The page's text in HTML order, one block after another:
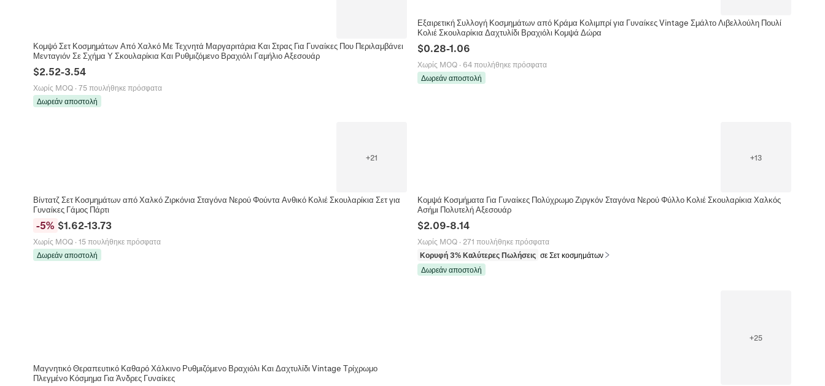
Κομψό Σετ Κοσμημάτων Από Χαλκό Με Τεχνητά Μαργαριτάρια Και Στρας Για Γυναίκες Που Περιλαμβάνει
Μενταγιόν Σε Σχήμα Υ Σκουλαρίκια Και Ρυθμιζόμενο Βραχιόλι Γαμήλιο Αξεσουάρ
$2.52-3.54
Χωρίς MOQ· 75 πουλήθηκε πρόσφατα
Δωρεάν αποστολή
Εξαιρετική Συλλογή Κοσμημάτων από Κράμα Κολιμπρί για Γυναίκες Vintage Σμάλτο Λιβελλούλη Πουλί
Κολιέ Σκουλαρίκια Δαχτυλίδι Βραχιόλι Κομψά Δώρα
$0.28-1.06
Χωρίς MOQ · 64 πουλήθηκε πρόσφατα
Δωρεάν αποστολή
+21
Βίντατζ Σετ Κοσμημάτων από Χαλκό Ζιρκόνια Σταγόνα Νερού Φούντα Ανθικό Κολιέ Σκουλαρίκια Σετ για
Γυναίκες Γάμος Πάρτι
-5% $1.62-13.73
Χωρίς MOQ· 15 πουλήθηκε πρόσφατα
Δωρεάν αποστολή
+13
Κομψά Κοσμήματα Για Γυναίκες Πολύχρωμο Ζιργκόν Σταγόνα Νερού Φύλλο Κολιέ Σκουλαρίκια Χαλκός
Ασήμι Πολυτελή Αξεσουάρ
$2.09-8.14
Χωρίς MOQ · 271 πουλήθηκε πρόσφατα
Κορυφή 3% Καλύτερες Πωλήσεις σε Σετ κοσμημάτων
Δωρεάν αποστολή
Μαγνητικό Θεραπευτικό Καθαρό Χάλκινο Ρυθμιζόμενο Βραχιόλι Και Δαχτυλίδι Vintage Τρίχρωμο
Πλεγμένο Κόσμημα Για Άνδρες Γυναίκες
+25